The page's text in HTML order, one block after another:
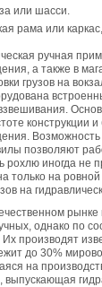
или шасси.
рама или
ручная
а также в
грузов на
конструкции
позволяют
рохлю иногда не
только на
на
однако по
Их производят
до 30%
на
выпускающая